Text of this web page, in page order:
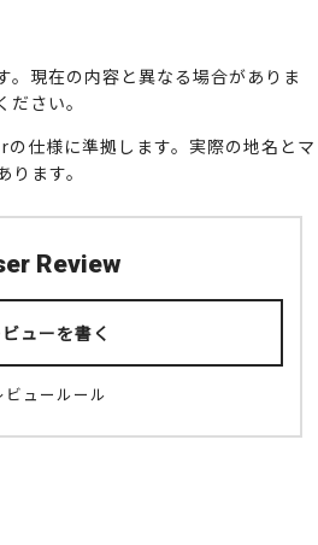
。現在の内容と異なる場合がありま
さい。
仕様に準拠します。実際の地名とマ
ます。
Review
ューを書く
ビュールール